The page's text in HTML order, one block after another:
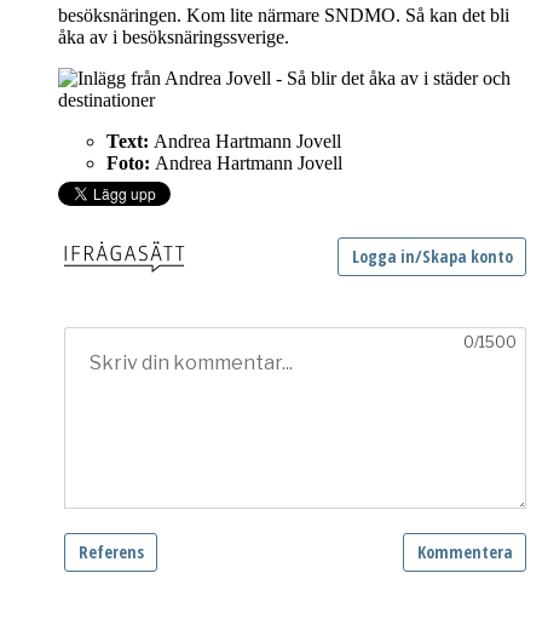
besöksnäringen. Kom lite närmare SNDMO. Så kan det bli
åka av i besöksnäringssverige.
Text: Andrea Hartmann Jovell
Foto: Andrea Hartmann Jovell